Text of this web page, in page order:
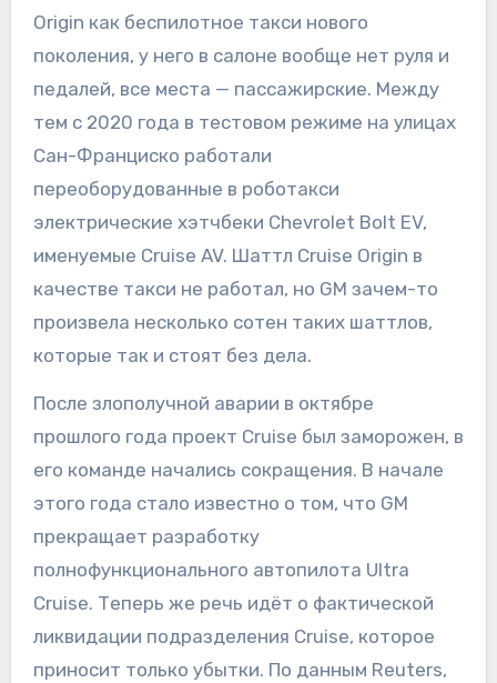
Origin как беспилотное такси нового
поколения, у него в салоне вообще нет руля и
педалей, все места — пассажирские. Между
тем с 2020 года в тестовом режиме на улицах
Сан-Франциско работали
переоборудованные в роботакси
электрические хэтчбеки Chevrolet Bolt EV,
именуемые Cruise AV. Шаттл Cruise Origin в
качестве такси не работал, но GM зачем-то
произвела несколько сотен таких шаттлов,
которые так и стоят без дела.
После злополучной аварии в октябре
прошлого года проект Cruise был заморожен, в
его команде начались сокращения. В начале
этого года стало известно о том, что GM
прекращает разработку
полнофункционального автопилота Ultra
Cruise. Теперь же речь идёт о фактической
ликвидации подразделения Cruise, которое
приносит только убытки. По данным Reuters,